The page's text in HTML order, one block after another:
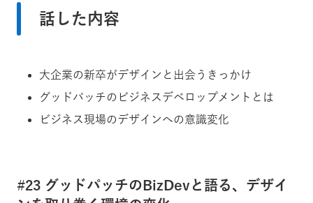
話した内容
大企業の新卒がデザインと出会うきっかけ
グッドパッチのビジネスデベロップメントとは
ビジネス現場のデザインへの意識変化
#23 グッドパッチのBizDevと語る、デザイ